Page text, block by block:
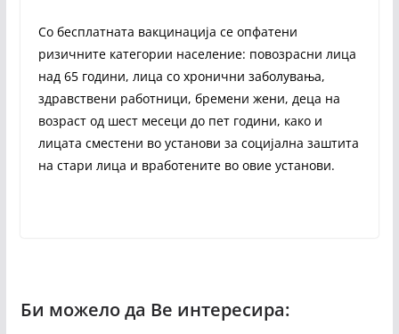
Со бесплатната вакцинација се опфатени
ризичните категории население: повозрасни лица
над 65 години, лица со хронични заболувања,
здравствени работници, бремени жени, деца на
возраст од шест месеци до пет години, како и
лицата сместени во установи за социјална заштита
на стари лица и вработените во овие установи.